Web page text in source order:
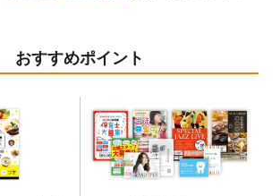
業効率を上げる便利な操作方法3選！
開いたしました。
暑中見舞いのデザインテンプレート
しました。
【新商品】マグネットステッカーが作成で
きるようになりました！
おすすめポイント